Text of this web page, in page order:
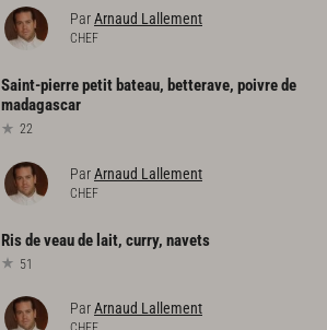
ParArnaud Lallement
CHEF
Saint-pierrepetit bateau, betterave, poivrede
madagascar
22
ParArnaud Lallement
CHEF
Risdeveaude lait, curry, navets
51
ParArnaud Lallement